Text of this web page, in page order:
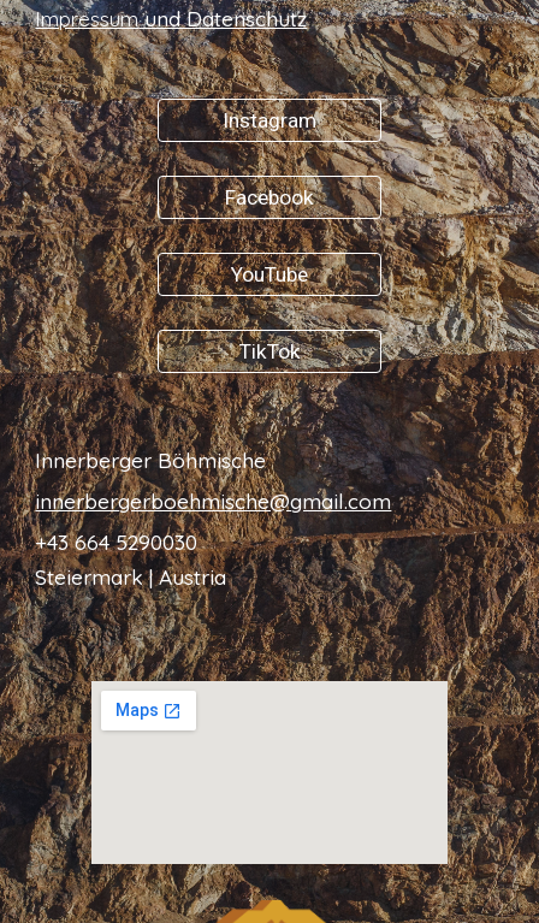
Impressumund Datenschutz
Instagram
Facebook
YouTube
TikTok
Innerberger Böhmische
innerbergerboehmische@gmail.com
+43 664 5290030
Steiermark| Austria